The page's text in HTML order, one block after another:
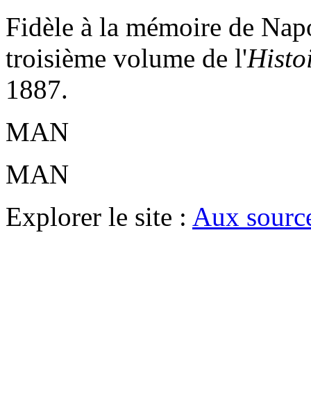
Fidèle à la mémoire de
troisième volume de l'
1887.
MAN
MAN
Explorer le site : Aux